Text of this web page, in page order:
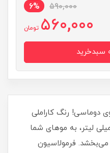
590,000
6%
560,000 تومان
دوماسی! رنگ کاراملی
شماره 9.71 با حجم 120 میلی‌ لیتر، به موهای شما
فرمولاسیون